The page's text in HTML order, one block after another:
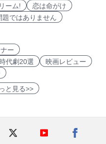
ーム!
恋は命がけ
題ではありません
ー
代劇20選
映画レビュー
見る>>